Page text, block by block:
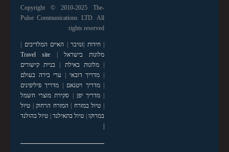
Copyright © 2010-2025 The-
Pulse Communications LTD. All
rights reserved
|חידות |זנזיבר | האיים המלדיבים |
מלונות בישראל |
Travel site
|מלונות באילת | בניית קישורים
| מדריך דובאי | ערי בירה בעולם
|מדריך ויטנאם | מדריך פיליפינים
|מדריך יפן | סקירת מוצרי חשמל
| טיול במזרח | המזרח הרחוק| טיול
במרוקו| טיול בתאילנד| טיול בהולנד
|